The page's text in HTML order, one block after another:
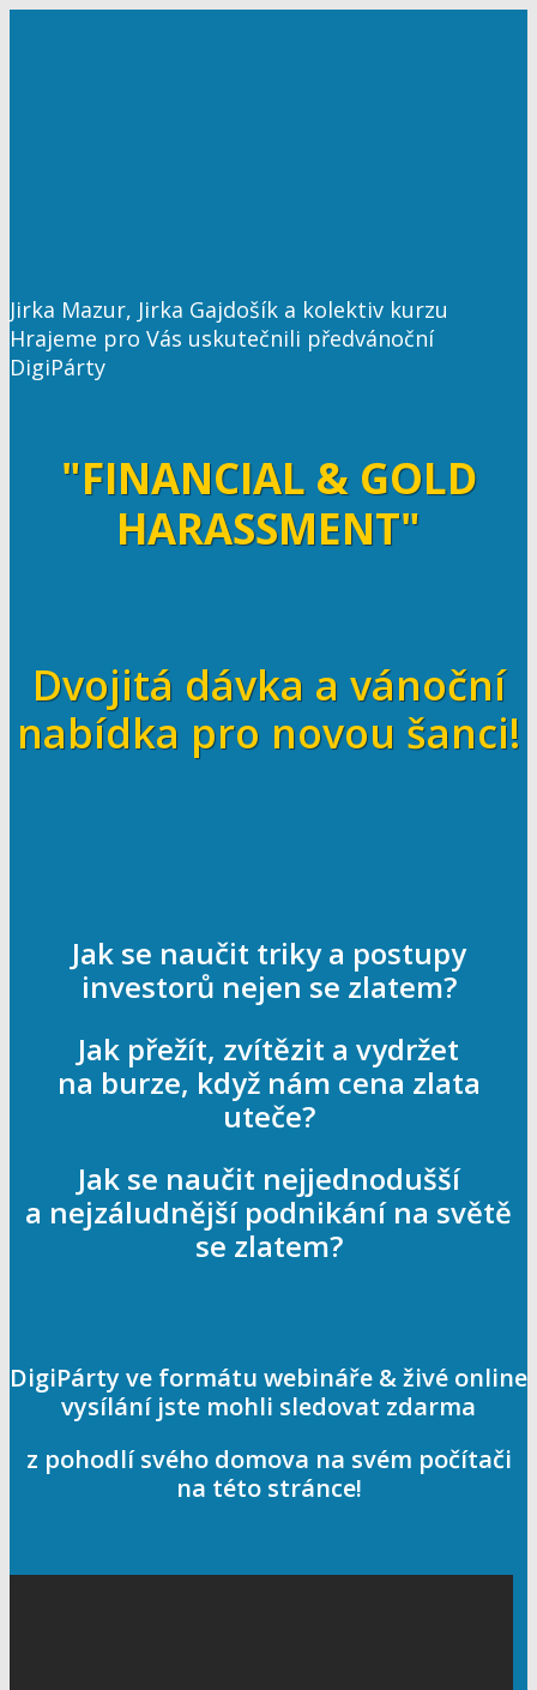
Jirka Mazur, Jirka Gajdošík a kolektiv kurzu
Hrajeme pro Vás uskutečnili předvánoční
DigiPárty
"FINANCIAL & GOLD
HARASSMENT"
Dvojitá dávka a vánoční
nabídka pro novou šanci!
Jak se naučit triky a postupy
investorů nejen se zlatem?
Jak přežít, zvítězit a vydržet
na burze, když nám cena zlata
uteče?
Jak se naučit nejjednodušší
a nejzáludnější podnikání na světě
se zlatem?
DigiPárty ve formátu webináře & živé online
vysílání jste mohli sledovat zdarma
z pohodlí svého domova na svém počítači
na této stránce!